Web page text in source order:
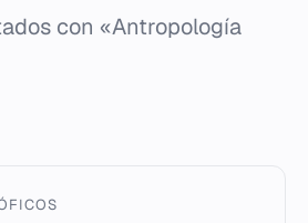
con «Antropología